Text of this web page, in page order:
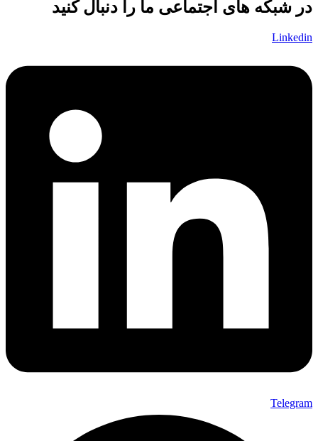
در شبکه های اجتماعی ما را دنبال کنید
Linkedin
Telegram